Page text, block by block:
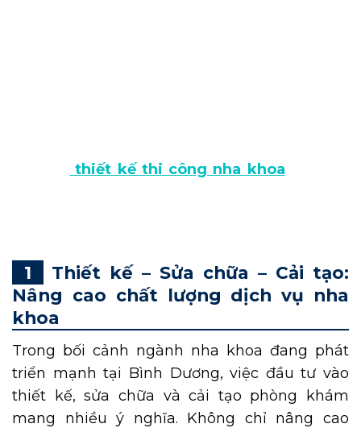
thiết kế thi công nha khoa
Thiết kế – Sửa chữa – Cải tạo:
Nâng cao chất lượng dịch vụ nha
khoa
Trong bối cảnh ngành nha khoa đang phát
triển mạnh tại Bình Dương, việc đầu tư vào
thiết kế, sửa chữa và cải tạo phòng khám
mang nhiều ý nghĩa. Không chỉ nâng cao